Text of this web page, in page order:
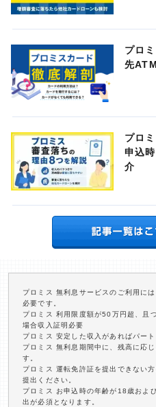
プロ
先
プロ
申込
介
プロミス 無利息サービスのご利用に
必要です。
プロミス 利用限度額が50万円超、且
場合収入証明必要
プロミス 安定した収入があればパー
プロミス 無利息期間中に、残高に応
す。
プロミス 運転免許証を提出できない
提出ください。
プロミス お申込時の年齢が18歳およ
出が必須となります。